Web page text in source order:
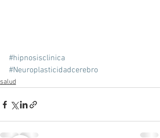
#hipnosisclinica
#Neuroplasticidadcerebro
salud